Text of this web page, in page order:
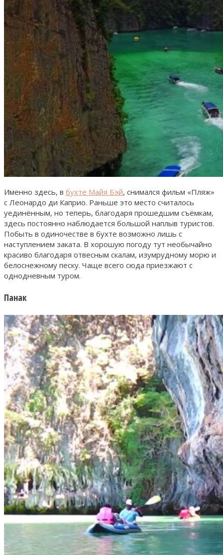
Именно здесь, в бухте Майя Бэй, снимался фильм «Пляж»
с Леонардо ди Каприо. Раньше это место считалось
уединённым, но теперь, благодаря прошедшим съёмкам,
здесь постоянно наблюдается большой наплыв туристов.
Побыть в одиночестве в бухте возможно лишь с
наступлением заката. В хорошую погоду тут необычайно
красиво благодаря отвесным скалам, изумрудному морю и
белоснежному песку. Чаще всего сюда приезжают с
однодневным туром.
Панак